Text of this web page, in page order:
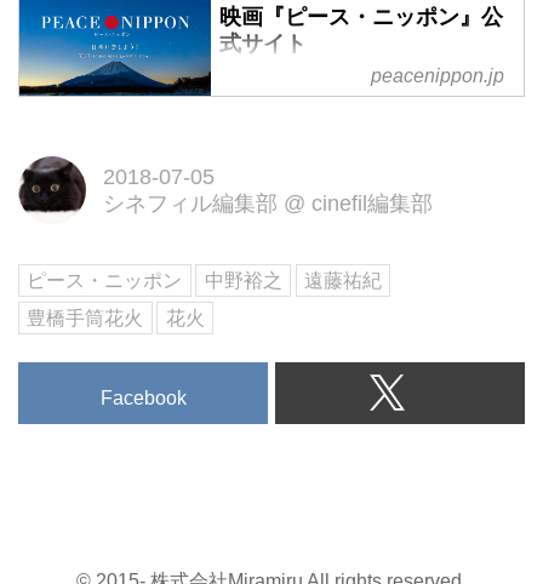
映画『ピース・ニッポン』公
式サイト
7.14（土）新宿バルト9ほか全国
の日本の美しさを知らない。
peacenippon.jp
2018-07-05
シネフィル編集部 @ cinefil編集部
ピース・ニッポン 中野裕之
遠藤祐紀
豊橋手筒花火
花火
Facebook